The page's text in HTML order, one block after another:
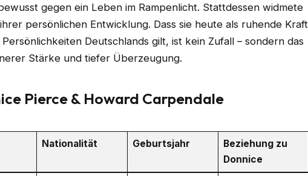
gegen ein Leben im Rampenlicht. Stattdessen widmete
persönlichen Entwicklung. Dass sie heute als ruhende Kraft
Deutschlands gilt, ist kein Zufall – sondern das
Stärke und tiefer Überzeugung.
Pierce & Howard Carpendale
Nationalität Geburtsjahr
Beziehung zu
Donnice